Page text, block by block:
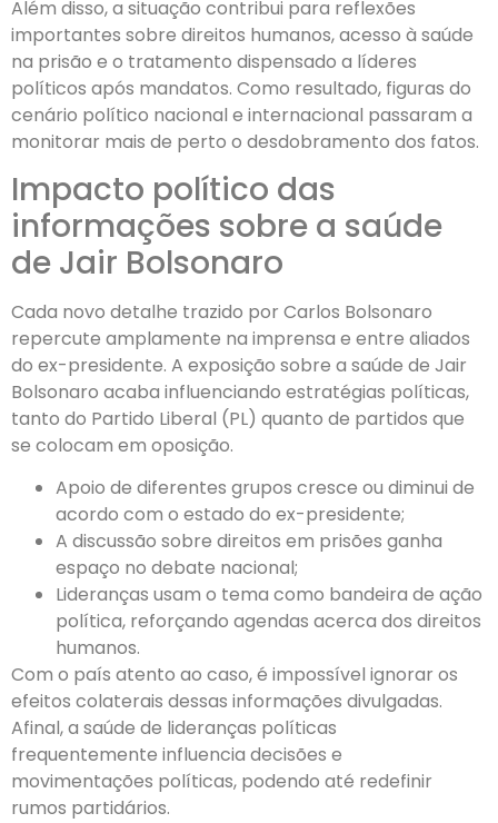
Além disso, a situação contribui para reflexões
importantes sobre direitos humanos, acesso à saúde
na prisão e o tratamento dispensado a líderes
políticos após mandatos. Como resultado, figuras do
cenário político nacional e internacional passaram a
monitorar mais de perto o desdobramento dos fatos.
Impacto político das
informações sobre a saúde
de Jair Bolsonaro
Cada novo detalhe trazido por Carlos Bolsonaro
repercute amplamente na imprensa e entre aliados
do ex-presidente. A exposição sobre a saúde de Jair
Bolsonaro acaba influenciando estratégias políticas,
tanto do Partido Liberal (PL) quanto de partidos que
se colocam em oposição.
Apoio de diferentes grupos cresce ou diminui de
acordo com o estado do ex-presidente;
A discussão sobre direitos em prisões ganha
espaço no debate nacional;
Lideranças usam o tema como bandeira de ação
política, reforçando agendas acerca dos direitos
humanos.
Com o país atento ao caso, é impossível ignorar os
efeitos colaterais dessas informações divulgadas.
Afinal, a saúde de lideranças políticas
frequentemente influencia decisões e
movimentações políticas, podendo até redefinir
rumos partidários.